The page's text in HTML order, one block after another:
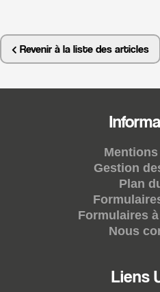
Revenir à la liste des articles
Gestion
Plan
Formulaires
Nous
Liens